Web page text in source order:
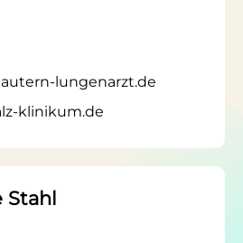
lungenarzt.de
klinikum.de
Stahl